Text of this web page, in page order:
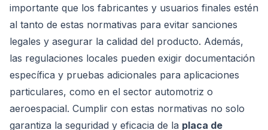
importante que los fabricantes y usuarios finales estén
al tanto de estas normativas para evitar sanciones
legales y asegurar la calidad del producto. Además,
las regulaciones locales pueden exigir documentación
específica y pruebas adicionales para aplicaciones
particulares, como en el sector automotriz o
aeroespacial. Cumplir con estas normativas no solo
garantiza la seguridad y eficacia de la placa de